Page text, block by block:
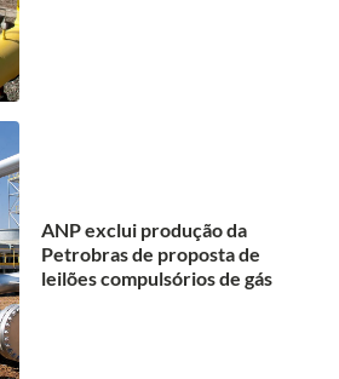
ANP exclui produção da
Petrobras de proposta de
leilões compulsórios de gás